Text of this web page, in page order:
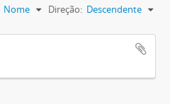
Nome Direção: Descendente